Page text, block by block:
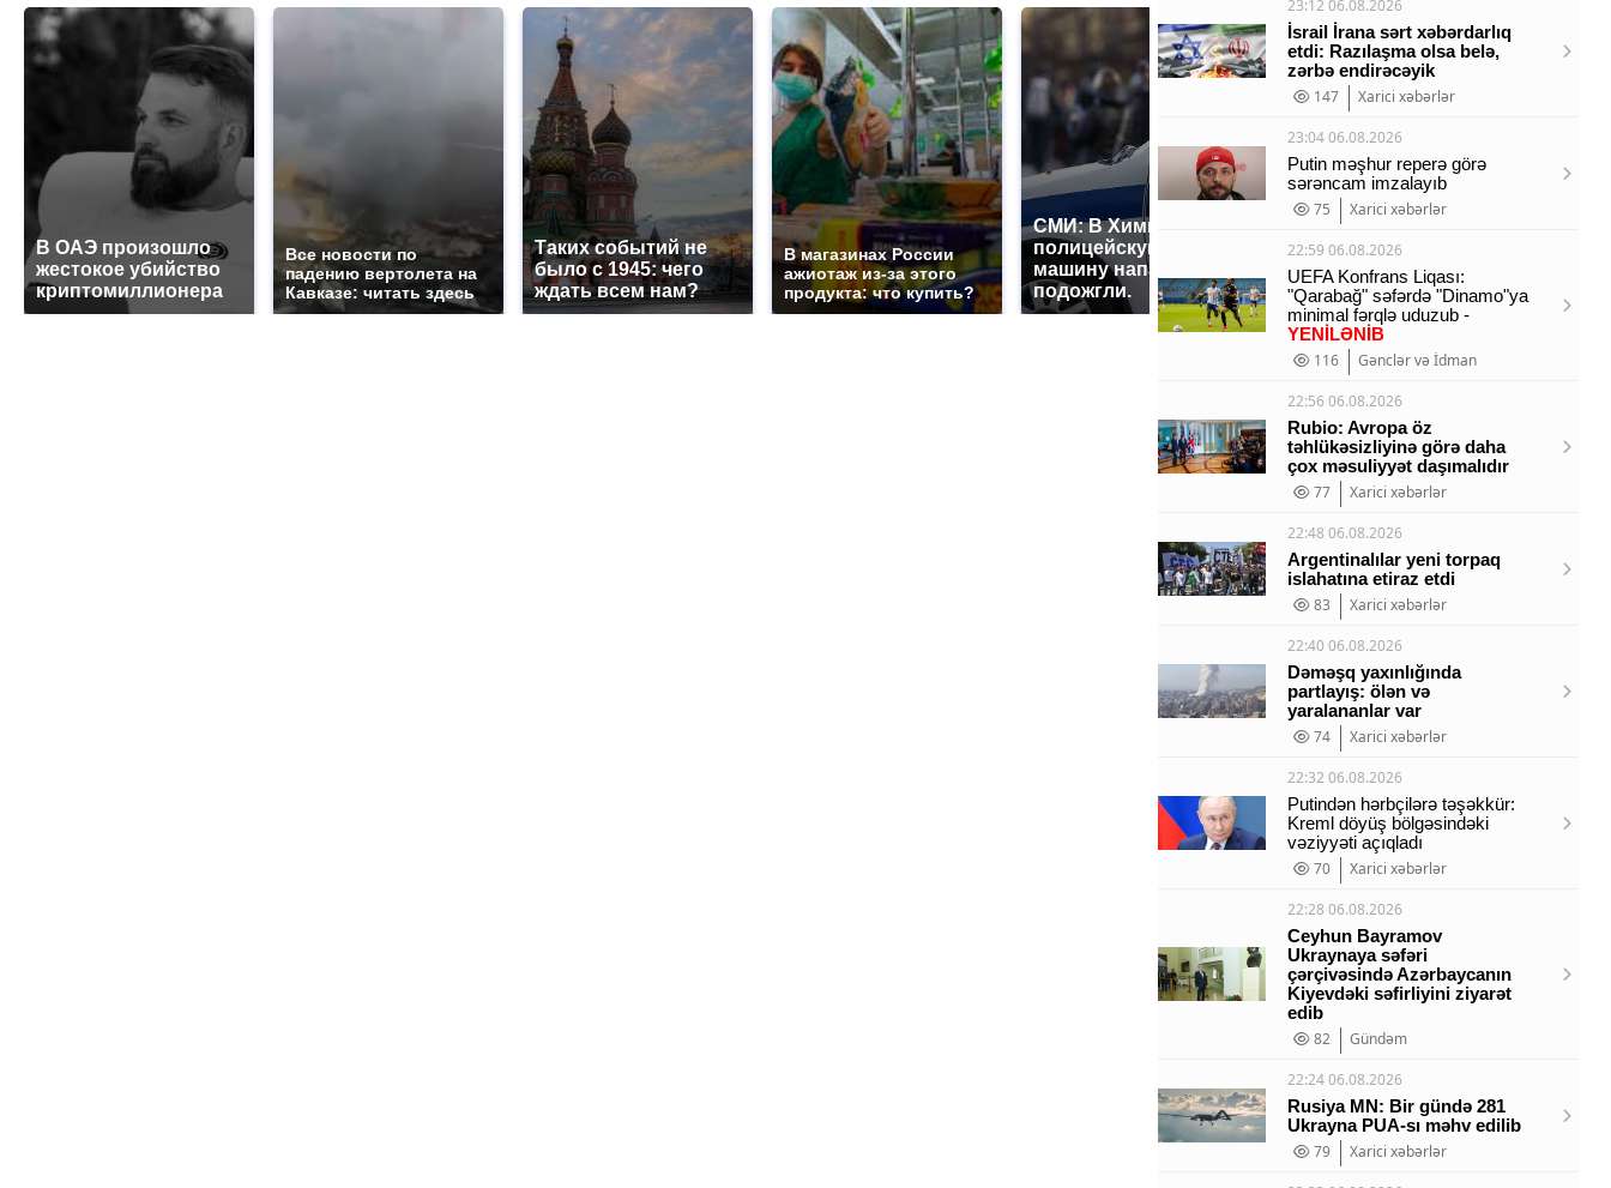
В ОАЭ произошло
жестокое убийство
криптомиллионера
Все новости по
падению вертолета на
Кавказе: читать здесь
Таких событий не
было с 1945: чего
ждать всем нам?
В магазинах России
ажиотаж из-за этого
продукта: что купить?
СМИ: В Химках на
полицейскую
машину напали и
подожгли.
Где будет встреча
президентов США и
России: Европа?
23:12 06.08.2026
İsrail İrana sərt xəbərdarlıq
etdi: Razılaşma olsa belə,
zərbə endirəcəyik
147
Xarici xəbərlər
23:04 06.08.2026
Putin məşhur reperə görə
sərəncam imzalayıb
75
Xarici xəbərlər
22:59 06.08.2026
UEFA Konfrans Liqası:
"Qarabağ" səfərdə "Dinamo"ya
minimal fərqlə uduzub -
YENİLƏNİB
116
Gənclər və İdman
22:56 06.08.2026
Rubio: Avropa öz
təhlükəsizliyinə görə daha
çox məsuliyyət daşımalıdır
77
Xarici xəbərlər
22:48 06.08.2026
Argentinalılar yeni torpaq
islahatına etiraz etdi
83
Xarici xəbərlər
22:40 06.08.2026
Dəməşq yaxınlığında
partlayış: ölən və
yaralananlar var
74
Xarici xəbərlər
22:32 06.08.2026
Putindən hərbçilərə təşəkkür:
Kreml döyüş bölgəsindəki
vəziyyəti açıqladı
70
Xarici xəbərlər
22:28 06.08.2026
Ceyhun Bayramov
Ukraynaya səfəri
çərçivəsində Azərbaycanın
Kiyevdəki səfirliyini ziyarət
edib
82
Gündəm
22:24 06.08.2026
Rusiya MN: Bir gündə 281
Ukrayna PUA-sı məhv edilib
79
Xarici xəbərlər